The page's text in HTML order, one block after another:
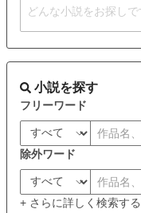
小説を探す
フリーワード
除外ワード
+ さらに詳しく検索する